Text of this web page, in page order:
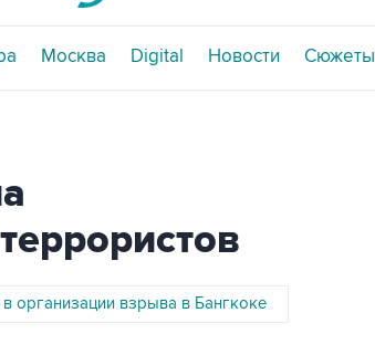
Москва Digital Новости Сюжеты
организации взрыва в Бангкоке